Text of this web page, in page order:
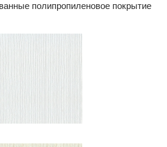
полипропиленовое покрытие